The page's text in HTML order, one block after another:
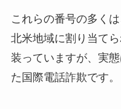
これらの番号の多く
北米地域に割り当て
装っていますが、実
た国際電話詐欺です。